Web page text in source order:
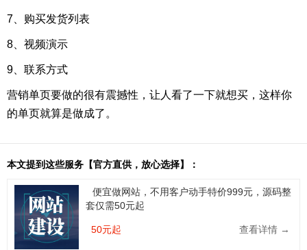
7、购买发货列表
8、视频演示
9、联系方式
营销单页要做的很有震撼性，让人看了一下就想买，这样你
的单页就算是做成了。
本文提到这些服务【官方直供，放心选择】：
便宜做网站，不用客户动手特价999元，源码整
套仅需50元起
50元起 查看详情 →